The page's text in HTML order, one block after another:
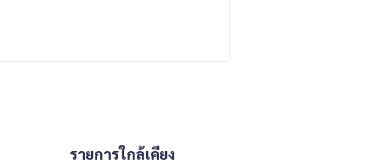
รายการใกล้เคียง